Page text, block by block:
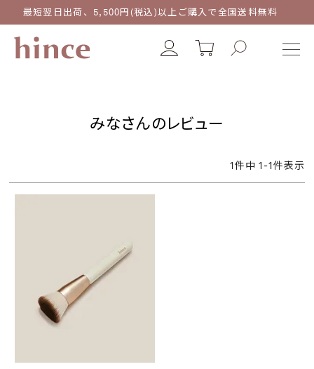
最短翌日出荷、5,500円(税込)以上ご購入で全国送料無料
みなさんのレビュー
1件中 1-1件表示